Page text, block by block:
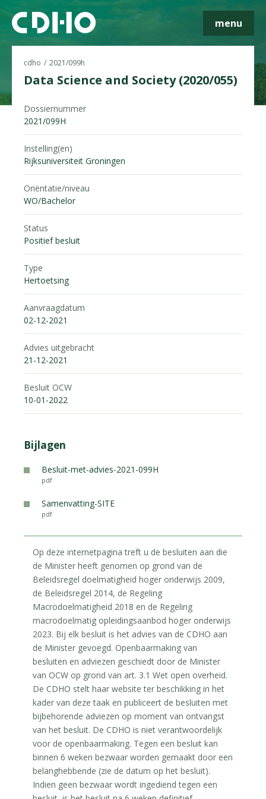
menu
cdho 2021/099h
Data Science and Society (2020/055)
Dossiernummer
2021/099H
Instelling(en)
Rijksuniversiteit Groningen
Oriëntatie/niveau
WO/Bachelor
Status
Positief besluit
Type
Hertoetsing
Aanvraagdatum
02-12-2021
Advies uitgebracht
21-12-2021
Besluit OCW
10-01-2022
Bijlagen
Besluit-met-advies-2021-099H
pdf
Samenvatting-SITE
pdf
Op deze internetpagina treft u de besluiten aan die
de Minister heeft genomen op grond van de
Beleidsregel doelmatigheid hoger onderwijs 2009,
de Beleidsregel 2014, de Regeling
Macrodoelmatigheid 2018 en de Regeling
macrodoelmatig opleidingsaanbod hoger onderwijs
2023. Bij elk besluit is het advies van de CDHO aan
de Minister gevoegd. Openbaarmaking van
besluiten en adviezen geschiedt door de Minister
van OCW op grond van art. 3.1 Wet open overheid.
De CDHO stelt haar website ter beschikking in het
kader van deze taak en publiceert de besluiten met
bijbehorende adviezen op moment van ontvangst
van het besluit. De CDHO is niet verantwoordelijk
voor de openbaarmaking. Tegen een besluit kan
binnen 6 weken bezwaar worden gemaakt door een
belanghebbende (zie de datum op het besluit).
Indien geen bezwaar wordt ingediend tegen een